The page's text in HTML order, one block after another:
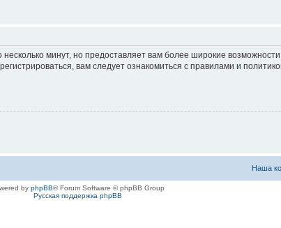
минут, но предоставляет вам более широкие
вам следует ознакомиться с правилами и
Наша
by phpBB® Forum Software © phpBB Group
Русская поддержка phpBB